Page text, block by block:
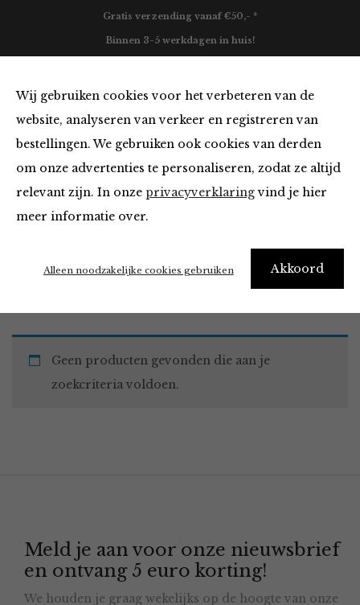
Wij gebruiken cookies voor het verbeteren van de
website, analyseren van verkeer en registreren van
bestellingen. We gebruiken ook cookies van derden
om onze advertenties te personaliseren, zodat ze altijd
relevant zijn. In onze privacyverklaringvind je hier
meer informatie over.
Akkoord
Alleen noodzakelijke cookies gebruiken
Gratis verzending vanaf €50,- *
Binnen 3-5 werkdagen in huis!
Must Haves
Home Winkel Accessoires Must Haves
Geen producten gevonden die aan je
zoekcriteria voldoen.
Meld je aan voor onze nieuwsbrief
en ontvang 5 euro korting!
We houden je graag wekelijks op de hoogte van onze